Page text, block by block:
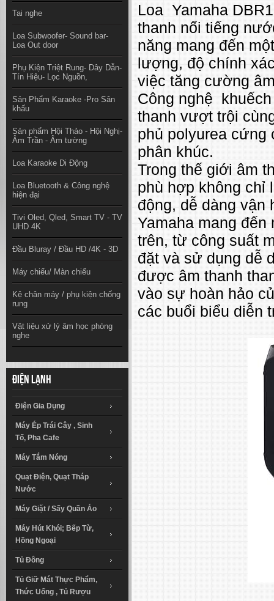
Tai nghe
Loa Subwoofer- Sound bar-
Loa Out door
Phụ Kiện Triệt Rung- Dây Dẫn-
Tín Hiệu- Lọc Nguồn,
Sản Phẩm Karaoke -Pro Sân
khấu
Sản phẩm Hội Thảo - Hội Nghị-
Âm Trần - Âm tường
Loa Karaoke Di Động
Loa Bluetooth & Công nghệ
hiện đại
Tivi Oled, Qled, Smart TV - TV
UHD 4K
Đầu Bluray / Đầu HD /4K - 3D
Máy chiếu/ Màn chiếu
Kệ chân máy / phụ kiện chống
rung
Vật liệu xử lý âm học phòng
nghe
Điện lạnh
Điện Gia Dụng
Máy Ép Trái Cây , Sinh
Tố, Pha Cafe
Máy Tắm Nóng
Quạt Điện, Quạt Tháp
Nước
Máy Giặt / Sấy Quần Áo
Máy Hút Khói; Bếp Từ,
Hồng Ngoại
Tủ Đông
Tủ Giữ Mát Thực Phẩm,
Thức Uống , Tủ Rượu
Loa Yamaha
thanh nổi tiếng
năng mang đến
lượng, độ chính
việc tăng cường
Công nghệ
thanh vượt trội
phủ polyurea cứng
phân khúc.
Trong thế giới âm
phù hợp không chỉ
động, dễ dàng vận
Yamaha mang
trên, từ công suất
đặt và sử dụng dễ
được âm thanh
vào sự hoàn hảo
các buổi biểu diễn